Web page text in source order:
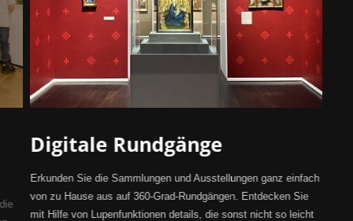
Digitale Rundgänge
Erkunden Sie die Sammlungen und Ausstellungen ganz einfach
von zu Hause aus auf 360-Grad-Rundgängen. Entdecken Sie
mit Hilfe von Lupenfunktionen details, die sonst nicht so leicht